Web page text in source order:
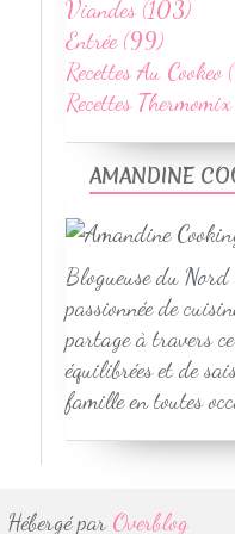
AMANDINE
Blogueuse du
passionnée de
partage à travers
équilibrées et de
famille en toutes
Viandes (103)
Entrée (99)
Recettes Au
Recettes
par Overblog